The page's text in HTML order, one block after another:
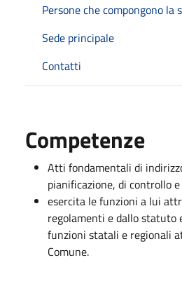
Persone che compongono
Sede principale
Contatti
Competenze
Atti fondamentali di
pianificazione, di controllo
esercita le funzioni a lui
regolamenti e dallo statuto
funzioni statali e regionali
Comune.